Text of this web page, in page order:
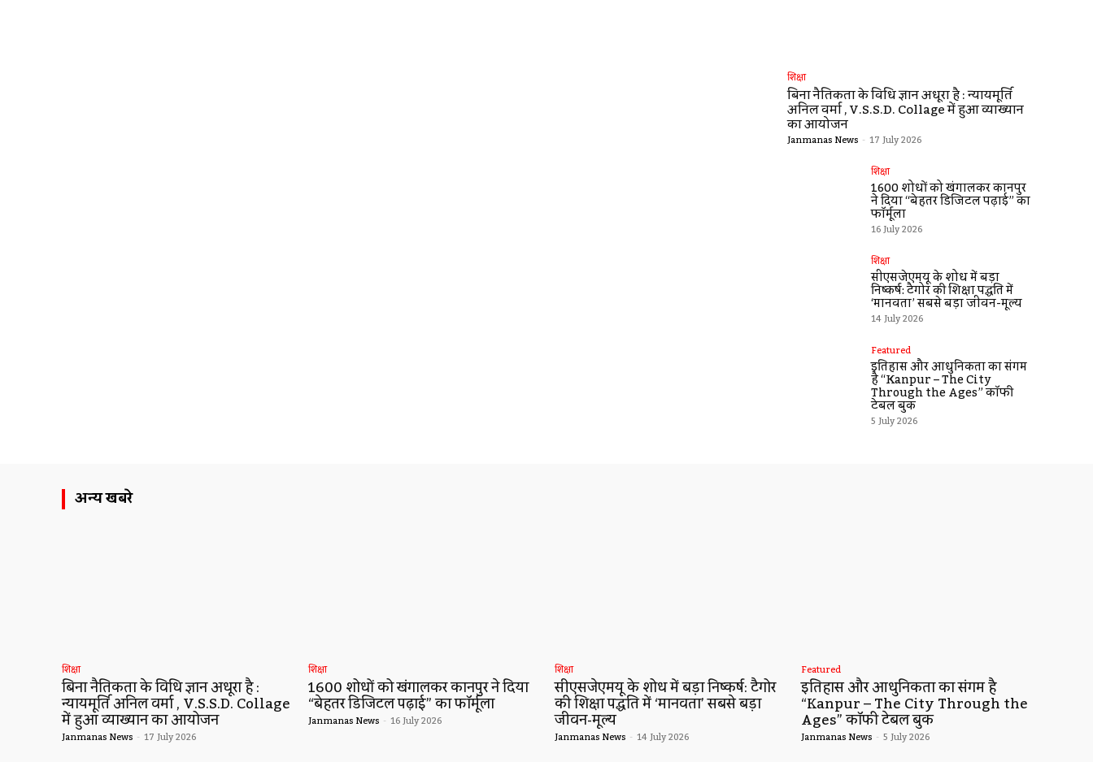
शिक्षा
बिना नैतिकता के विधि ज्ञान अधूरा है : न्यायमूर्ति
अनिल वर्मा , V.S.S.D. Collage में हुआ व्याख्यान
का आयोजन
Janmanas News - 17 July 2026
शिक्षा
1600 शोधों को खंगालकर कानपुर
ने दिया “बेहतर डिजिटल पढ़ाई” का
फॉर्मूला
16 July 2026
शिक्षा
सीएसजेएमयू के शोध में बड़ा
निष्कर्ष: टैगोर की शिक्षा पद्धति में
‘मानवता’ सबसे बड़ा जीवन-मूल्य
14 July 2026
Featured
इतिहास और आधुनिकता का संगम
है “Kanpur – The City
Through the Ages” कॉफी
टेबल बुक
5 July 2026
अन्य खबरे
शिक्षा
बिना नैतिकता के विधि ज्ञान अधूरा है :
न्यायमूर्ति अनिल वर्मा , V.S.S.D. Collage
में हुआ व्याख्यान का आयोजन
Janmanas News - 17 July 2026
शिक्षा
1600 शोधों को खंगालकर कानपुर ने दिया
“बेहतर डिजिटल पढ़ाई” का फॉर्मूला
Janmanas News - 16 July 2026
शिक्षा
सीएसजेएमयू के शोध में बड़ा निष्कर्ष: टैगोर
की शिक्षा पद्धति में ‘मानवता’ सबसे बड़ा
जीवन-मूल्य
Janmanas News - 14 July 2026
Featured
इतिहास और आधुनिकता का संगम है
“Kanpur – The City Through the
Ages” कॉफी टेबल बुक
Janmanas News - 5 July 2026